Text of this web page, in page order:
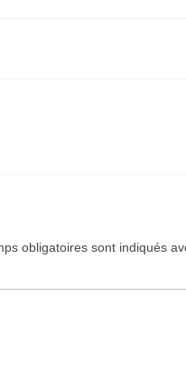
obligatoires sont indiqués